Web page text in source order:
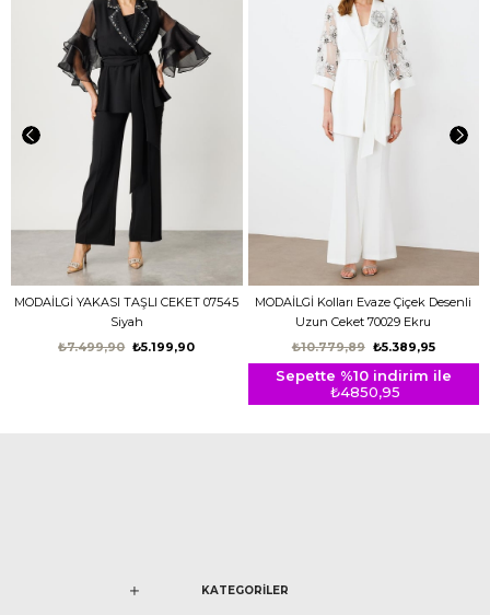
MODAİLGİ YAKASI TAŞLI CEKET 07545
Siyah
₺5.199,90
₺7.499,90
MODAİLGİ Kolları Evaze Çiçek Desenli
Uzun Ceket 70029 Ekru
₺5.389,95
₺10.779,89
Sepette %10 indirim ile
₺4850,95
KATEGORİLER